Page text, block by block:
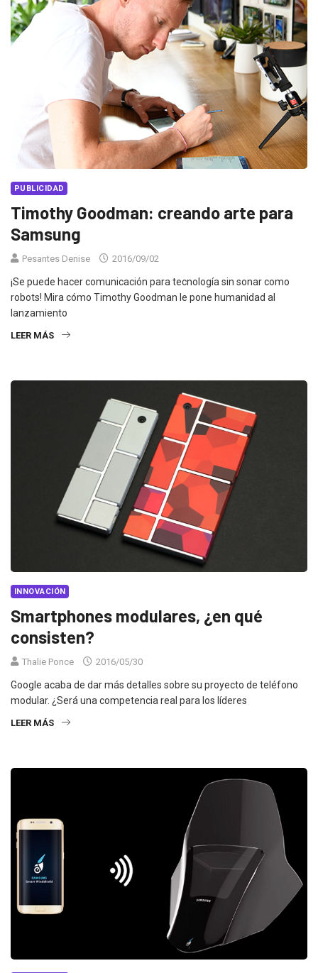
PUBLICIDAD
Timothy Goodman: creando arte para
Samsung
Pesantes Denise 2016/09/02
¡Se puede hacer comunicación para tecnología sin sonar como
robots! Mira cómo Timothy Goodman le pone humanidad al
lanzamiento
LEER MÁS
INNOVACIÓN
Smartphones modulares, ¿en qué
consisten?
Thalie Ponce 2016/05/30
Google acaba de dar más detalles sobre su proyecto de teléfono
modular. ¿Será una competencia real para los líderes
LEER MÁS